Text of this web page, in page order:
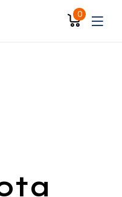
0